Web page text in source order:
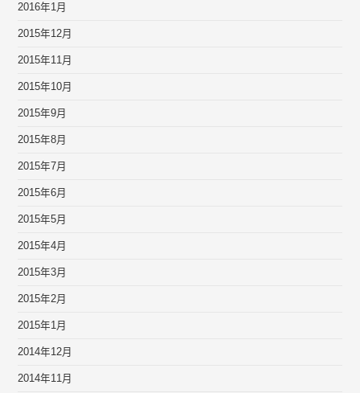
2016年1月
2015年12月
2015年11月
2015年10月
2015年9月
2015年8月
2015年7月
2015年6月
2015年5月
2015年4月
2015年3月
2015年2月
2015年1月
2014年12月
2014年11月